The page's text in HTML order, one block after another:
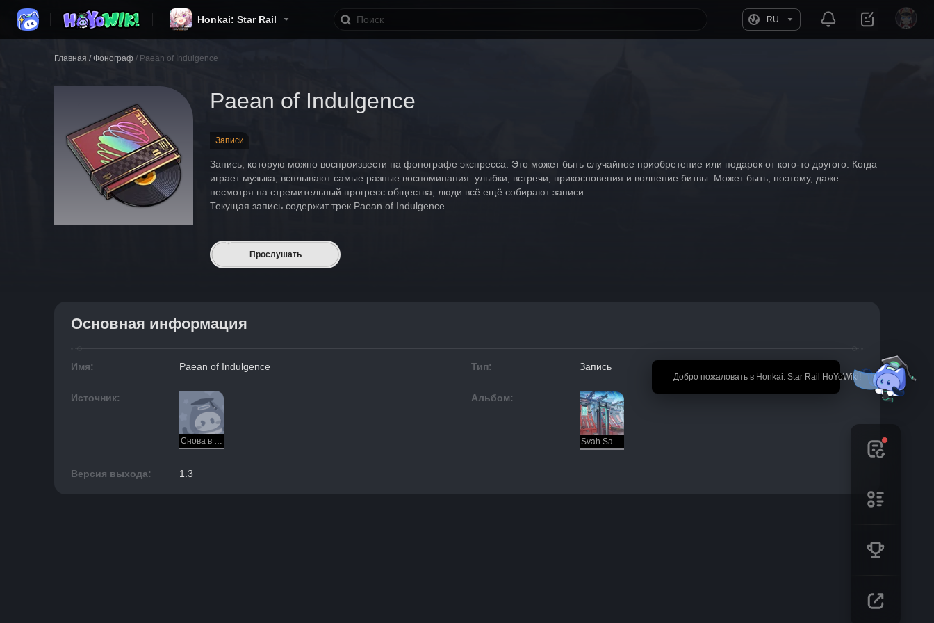
Honkai: Star Rail RU
🎉 Добро пожаловать в Honkai: Star Rail HoYoWiki!
Главная / Фонограф / Paean of Indulgence
Paean of Indulgence
Записи
Запись, которую можно воспроизвести на фонографе экспресса. Это может быть случайное приобретение или подарок от кого-то другого. Когда
играет музыка, всплывают самые разные воспоминания: улыбки, встречи, прикосновения и волнение битвы. Может быть, поэтому, даже
несмотря на стремительный прогресс общества, люди всё ещё собирают записи.
Текущая запись содержит трек Paean of Indulgence.
Прослушать
Основная информация
Имя: Paean of Indulgence Тип: Запись
Источник:
Снова в деле IV
Альбом:
Версия выхода: 1.3